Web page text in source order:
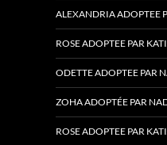
ALEXANDRIA ADOPTEE
ROSE ADOPTEE PAR
ODETTE ADOPTEE PAR
ZOHA ADOPTÉE PAR
ROSE ADOPTEE PAR